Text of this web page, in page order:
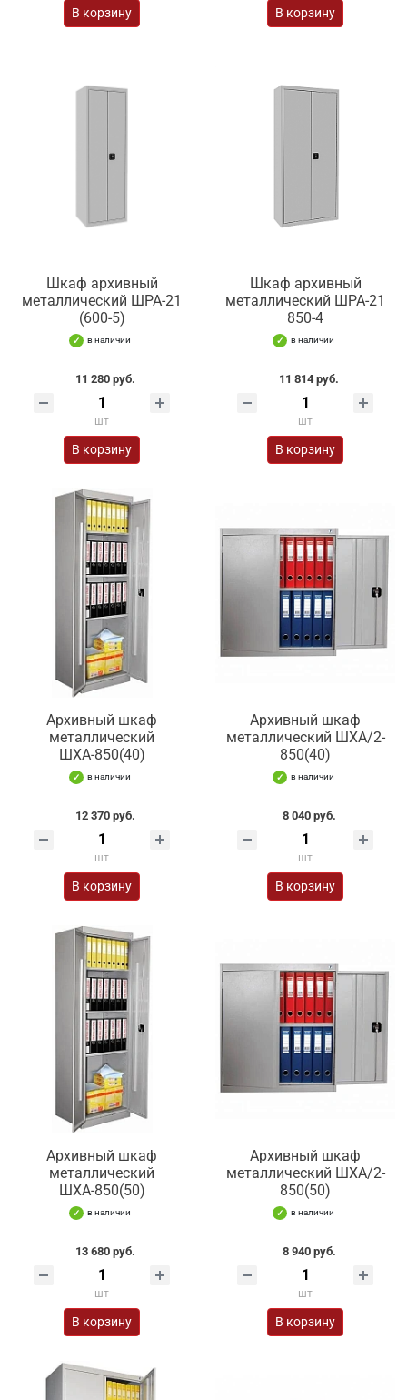
В корзину В корзину
Шкаф архивный
металлический ШРА-21
(600-5)
в наличии
11 280 руб.
шт
В корзину
Шкаф архивный
металлический ШРА-21
850-4
в наличии
11 814 руб.
шт
В корзину
Архивный шкаф
металлический
ШХА-850(40)
в наличии
12 370 руб.
шт
В корзину
Архивный шкаф
металлический ШХА/2-
850(40)
в наличии
8 040 руб.
шт
В корзину
Архивный шкаф
металлический
ШХА-850(50)
в наличии
13 680 руб.
шт
В корзину
Архивный шкаф
металлический ШХА/2-
850(50)
в наличии
8 940 руб.
шт
В корзину